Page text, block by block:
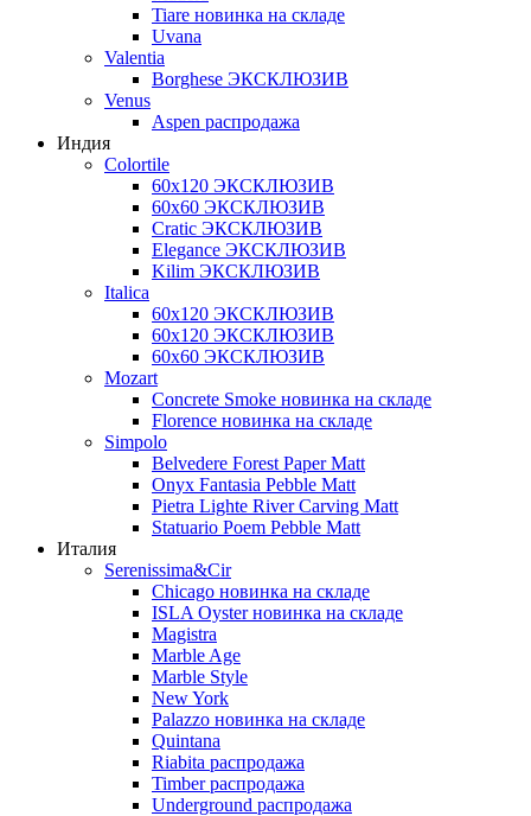
Tiare новинка на складе
Uvana
Valentia
Borghese ЭКСКЛЮЗИВ
Venus
Aspen распродажа
Индия
Colortile
60х120 ЭКСКЛЮЗИВ
60х60 ЭКСКЛЮЗИВ
Cratic ЭКСКЛЮЗИВ
Elegance ЭКСКЛЮЗИВ
Kilim ЭКСКЛЮЗИВ
Italica
60х120 ЭКСКЛЮЗИВ
60х120 ЭКСКЛЮЗИВ
60х60 ЭКСКЛЮЗИВ
Mozart
Concrete Smoke новинка на складе
Florence новинка на складе
Simpolo
Belvedere Forest Paper Matt
Onyx Fantasia Pebble Matt
Pietra Lighte River Carving Matt
Statuario Poem Pebble Matt
Италия
Serenissima&Cir
Chicago новинка на складе
ISLA Oyster новинка на складе
Magistra
Marble Age
Marble Style
New York
Palazzo новинка на складе
Quintana
Riabita распродажа
Timber распродажа
Underground распродажа